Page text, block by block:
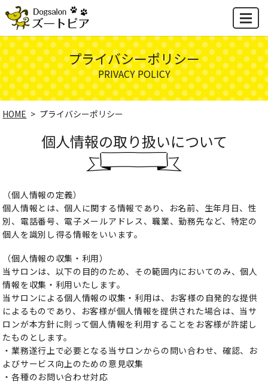
MENU
プライバシーポリシー
PRIVACY POLICY
HOME プライバシーポリシー
個人情報の取り扱いについて
（個人情報の定義）
個人情報とは、個人に関する情報であり、お名前、生年月日、性
別、電話番号、電子メールアドレス、職業、勤務先など、特定の
個人を識別し得る情報をいいます。
（個人情報の収集・利用）
当サロンは、以下の目的のため、その範囲内においてのみ、個人
情報を収集・利用いたします。
当サロンによる個人情報の収集・利用は、お客様の自発的な提供
によるものであり、お客様が個人情報を提供された場合は、当サ
ロンが本方針に則って個人情報を利用することをお客様が許諾し
たものとします。
・業務遂行上で必要となる当サロンからの問い合わせ、確認、お
よびサービス向上のための意見収集
・各種のお問い合わせ対応